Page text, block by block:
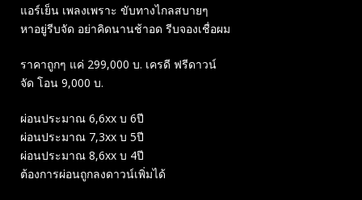
แอร์เย็น เพลงเพราะ ขับทางไกลสบายๆ
หาอยู่รีบจัด อย่าคิดนานช้าอด รีบจองเชื่อผม
ราคาถูกๆ แค่ 299,000 บ. เครดี ฟรีดาวน์
จัด โอน 9,000 บ.
ผ่อนประมาณ 6,6xx บ 6ปี
ผ่อนประมาณ 7,3xx บ 5ปี
ผ่อนประมาณ 8,6xx บ 4ปี
ต้องการผ่อนถูกลงดาวน์เพิ่มได้